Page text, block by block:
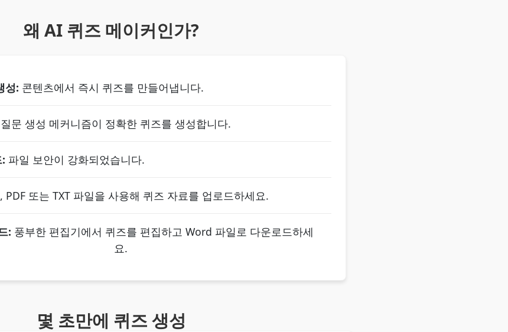
왜 AI 퀴즈 메이커인가?
성: 콘텐츠에서 즉시 퀴즈를 만들어냅니다.
문 생성 메커니즘이 정확한 퀴즈를 생성합니다.
파일 보안이 강화되었습니다.
PDF 또는 TXT 파일을 사용해 퀴즈 자료를 업로드하세요.
: 풍부한 편집기에서 퀴즈를 편집하고 Word 파일로 다운로드하세
요.
몇 초만에 퀴즈 생성